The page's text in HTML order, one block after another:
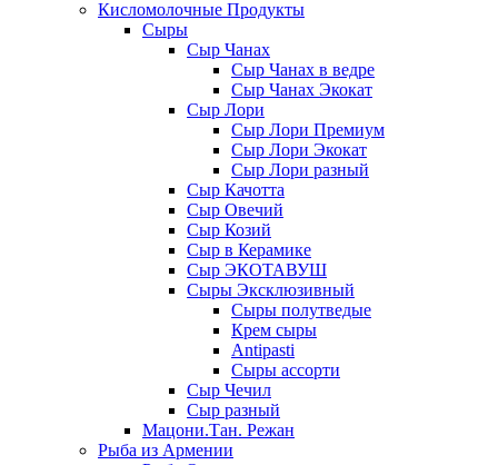
Кисломолочные Продукты
Сыры
Сыр Чанах
Сыр Чанах в ведре
Сыр Чанах Экокат
Сыр Лори
Сыр Лори Премиум
Сыр Лори Экокат
Сыр Лори разный
Сыр Качотта
Сыр Овечий
Сыр Козий
Сыр в Керамике
Сыр ЭКОТАВУШ
Сыры Эксклюзивный
Сыры полутведые
Крем сыры
Antipasti
Сыры ассорти
Сыр Чечил
Сыр разный
Мацони.Тан. Режан
Рыба из Армении